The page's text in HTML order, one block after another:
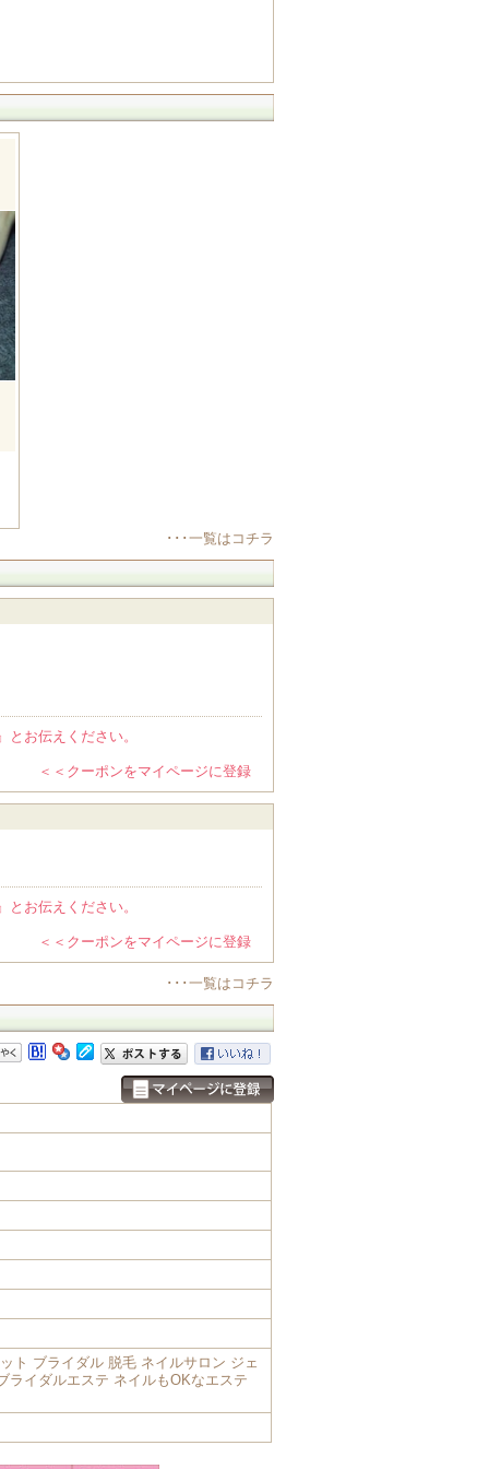
･･･一覧はコチラ
お伝えください。
＜＜クーポンをマイページに登録
お伝えください。
＜＜クーポンをマイページに登録
･･･一覧はコチラ
ト ブライダル 脱毛 ネイルサロン ジェ
ライダルエステ ネイルもOKなエステ